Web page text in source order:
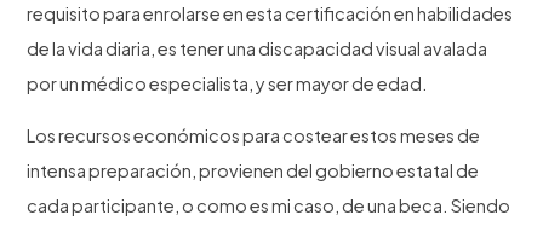
requisito para enrolarse en esta certificación en habilidades
de la vida diaria, es tener una discapacidad visual avalada
por un médico especialista, y ser mayor de edad.
Los recursos económicos para costear estos meses de
intensa preparación, provienen del gobierno estatal de
cada participante, o como es mi caso, de una beca. Siendo